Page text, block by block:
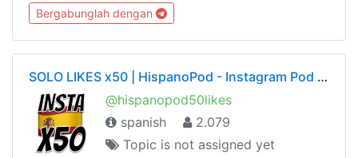
Bergabunglah dengan
SOLO LIKES x50 | HispanoPod - Instagram Pod en Español
@hispanopod50likes
spanish
2.079
Topic is not assigned yet